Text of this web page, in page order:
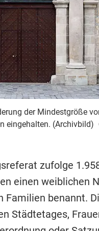
der Mindestgröße
eingehalten. (Archivbild)
zufolge
einen weiblichen
Familien benannt.
Städtetages,